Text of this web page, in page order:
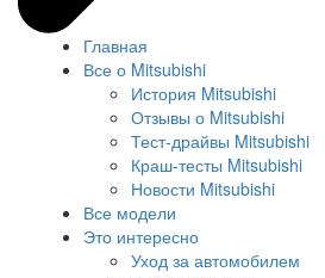
Главная
Все о Mitsubishi
История Mitsubishi
Отзывы о Mitsubishi
Тест-драйвы Mitsubishi
Краш-тесты Mitsubishi
Новости Mitsubishi
Все модели
Это интересно
Уход за автомобилем